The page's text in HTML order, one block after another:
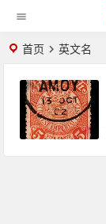
首页 英文名